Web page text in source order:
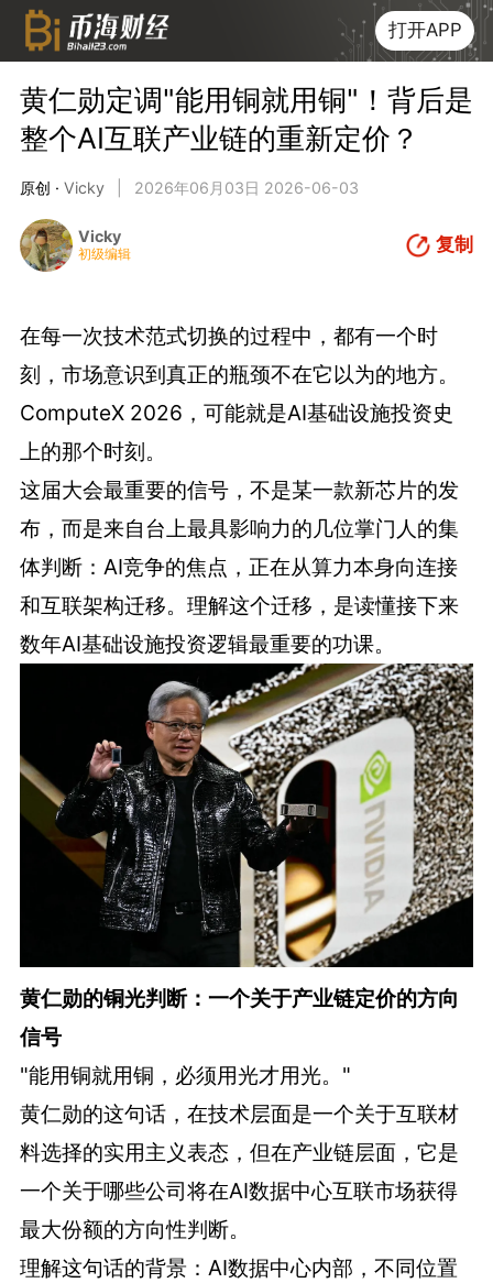
打开APP
黄仁勋定调"能用铜就用铜"！背后是
整个AI互联产业链的重新定价？
原创 · Vicky 2026年06月03日 2026-06-03
Vicky
初级编辑 复制
在每一次技术范式切换的过程中，都有一个时
刻，市场意识到真正的瓶颈不在它以为的地方。
ComputeX 2026，可能就是AI基础设施投资史
上的那个时刻。
这届大会最重要的信号，不是某一款新芯片的发
布，而是来自台上最具影响力的几位掌门人的集
体判断：AI竞争的焦点，正在从算力本身向连接
和互联架构迁移。理解这个迁移，是读懂接下来
数年AI基础设施投资逻辑最重要的功课。
黄仁勋的铜光判断：一个关于产业链定价的方向
信号
"能用铜就用铜，必须用光才用光。"
黄仁勋的这句话，在技术层面是一个关于互联材
料选择的实用主义表态，但在产业链层面，它是
一个关于哪些公司将在AI数据中心互联市场获得
最大份额的方向性判断。
理解这句话的背景：AI数据中心内部，不同位置